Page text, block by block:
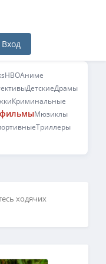
Вход
HBOАниме
ДетскиеДрамы
Криминальные
Мюзиклы
Триллеры
ходячих